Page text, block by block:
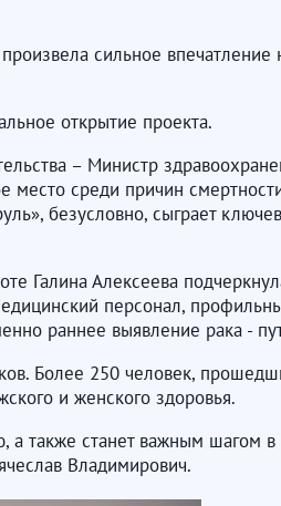
сильное впечатление
открытие проекта.
– Министр
место среди причин
безусловно, сыграет
Галина Алексеева
персонал,
раннее выявление рака -
Более 250 человек,
и женского здоровья.
а также станет важным шагом
Владимирович.